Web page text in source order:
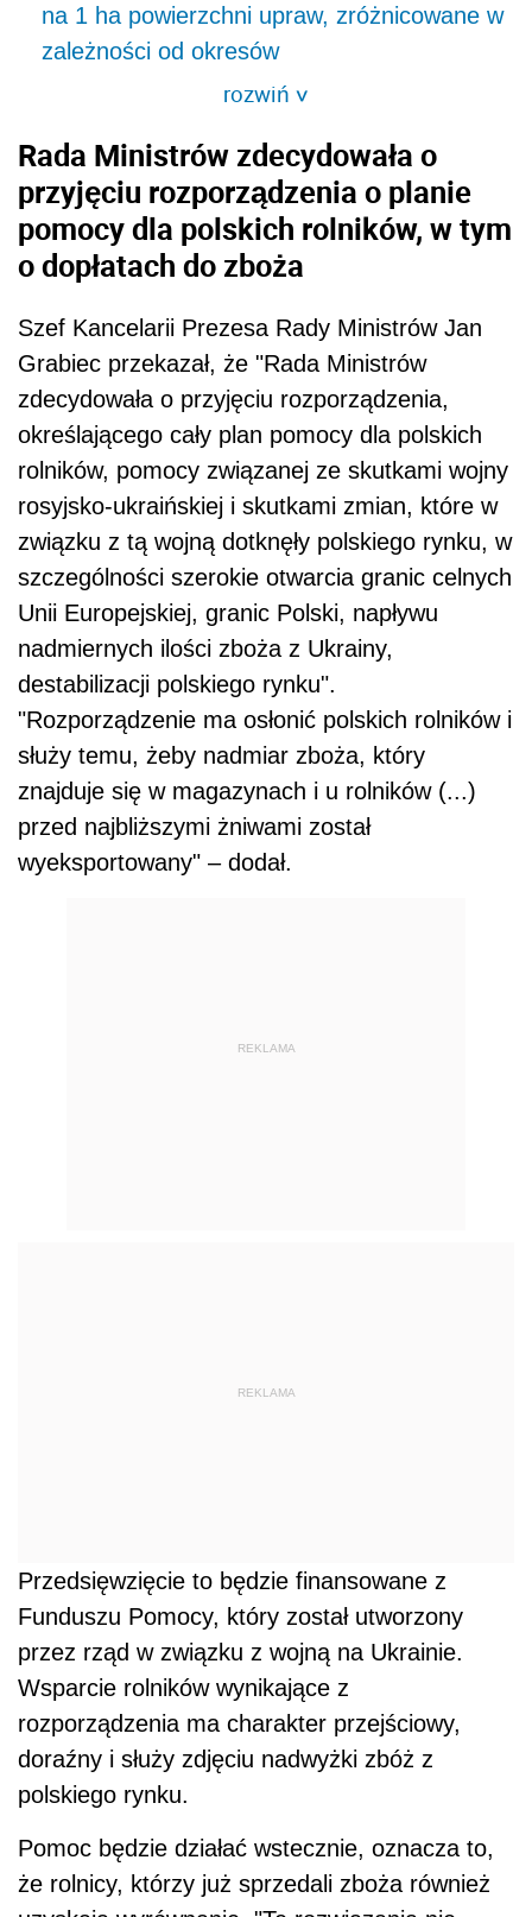
na 1 ha powierzchni upraw, zróżnicowane w
zależności od okresów
rozwiń>
Rada Ministrów zdecydowała o
przyjęciu rozporządzenia o planie
pomocy dla polskich rolników, w tym
o dopłatach do zboża
Szef Kancelarii Prezesa Rady Ministrów Jan
Grabiec przekazał, że "Rada Ministrów
zdecydowała o przyjęciu rozporządzenia,
określającego cały plan pomocy dla polskich
rolników, pomocy związanej ze skutkami wojny
rosyjsko-ukraińskiej i skutkami zmian, które w
związku z tą wojną dotknęły polskiego rynku, w
szczególności szerokie otwarcia granic celnych
Unii Europejskiej, granic Polski, napływu
nadmiernych ilości zboża z Ukrainy,
destabilizacji polskiego rynku".
"Rozporządzenie ma osłonić polskich rolników i
służy temu, żeby nadmiar zboża, który
znajduje się w magazynach i u rolników (...)
przed najbliższymi żniwami został
wyeksportowany" – dodał.
REKLAMA
REKLAMA
Przedsięwzięcie to będzie finansowane z
Funduszu Pomocy, który został utworzony
przez rząd w związku z wojną na Ukrainie.
Wsparcie rolników wynikające z
rozporządzenia ma charakter przejściowy,
doraźny i służy zdjęciu nadwyżki zbóż z
polskiego rynku.
Pomoc będzie działać wstecznie, oznacza to,
że rolnicy, którzy już sprzedali zboża również